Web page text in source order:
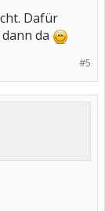
Dafür
da
#5